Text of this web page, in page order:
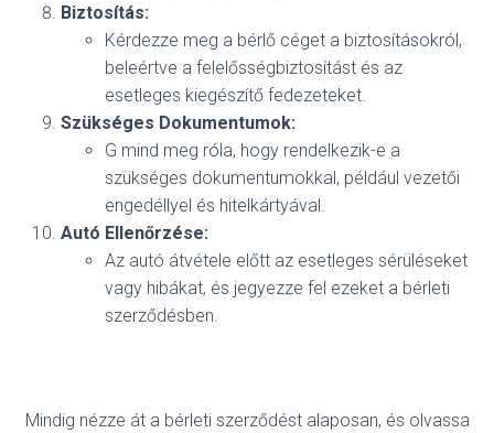
Biztosítás:
Kérdezze meg a bérlő céget a biztosításokról,
beleértve a felelősségbiztosítást és az
esetleges kiegészítő fedezeteket.
Szükséges Dokumentumok:
G mind meg róla, hogy rendelkezik-e a
szükséges dokumentumokkal, például vezetői
engedéllyel és hitelkártyával.
Autó Ellenőrzése:
Az autó átvétele előtt az esetleges sérüléseket
vagy hibákat, és jegyezze fel ezeket a bérleti
szerződésben.
Mindig nézze át a bérleti szerződést alaposan, és olvassa